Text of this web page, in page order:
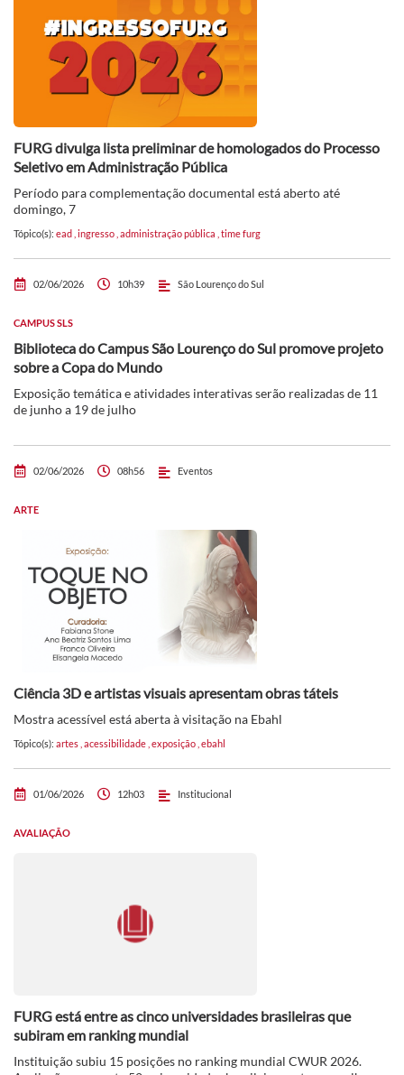
FURG divulga lista preliminar de homologados do Processo
Seletivo em Administração Pública
Período para complementação documental está aberto até
domingo, 7
Tópico(s): ead ingresso administração pública time furg
02/06/2026 10h39 São Lourenço do Sul
CAMPUS SLS
Biblioteca do Campus São Lourenço do Sul promove projeto
sobre a Copa do Mundo
Exposição temática e atividades interativas serão realizadas de 11
de junho a 19 de julho
02/06/2026 08h56 Eventos
ARTE
Ciência 3D e artistas visuais apresentam obras táteis
Mostra acessível está aberta à visitação na Ebahl
Tópico(s): artes acessibilidade exposição ebahl
01/06/2026 12h03 Institucional
AVALIAÇÃO
FURG está entre as cinco universidades brasileiras que
subiram em ranking mundial
Instituição subiu 15 posições no ranking mundial CWUR 2026.